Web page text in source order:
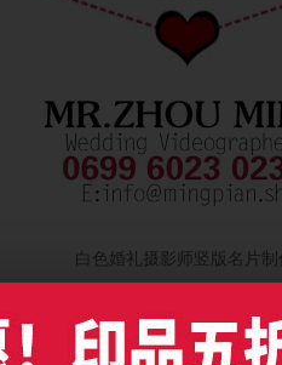
白色婚礼摄影师竖版名片制